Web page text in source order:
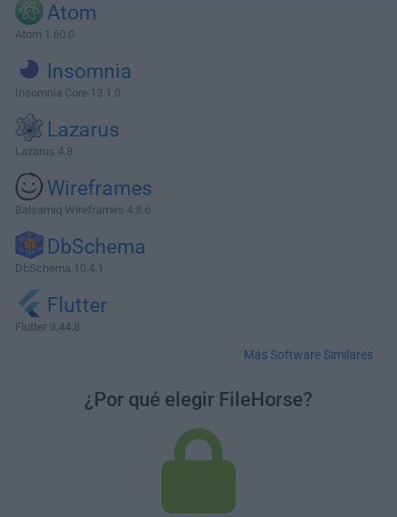
Atom
Atom 1.60.0
Insomnia
Insomnia Core 13.1.0
Lazarus
Lazarus 4.8
Wireframes
Balsamiq Wireframes 4.8.6
DbSchema
DbSchema 10.4.1
Flutter
Flutter 3.44.8
Más Software Similares
¿Por qué elegir FileHorse?